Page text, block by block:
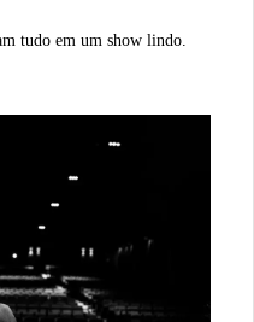
tudo em um show lindo.